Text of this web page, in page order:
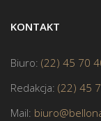
KONTAKT
Biuro: (22) 45 70
Redakcja: (22) 45
Mail: